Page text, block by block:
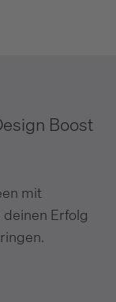
Boost
mit
Erfolg